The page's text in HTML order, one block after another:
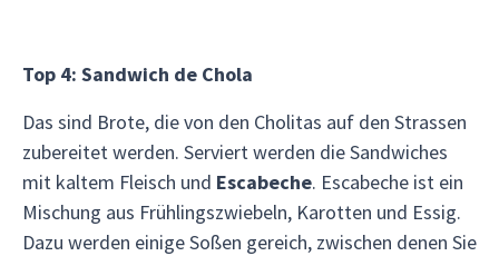
Top 4: Sandwich de Chola
Das sind Brote, die von den Cholitas auf den Strassen
zubereitet werden. Serviert werden die Sandwiches
mit kaltem Fleisch und Escabeche. Escabeche ist ein
Mischung aus Frühlingszwiebeln, Karotten und Essig.
Dazu werden einige Soßen gereich, zwischen denen Sie